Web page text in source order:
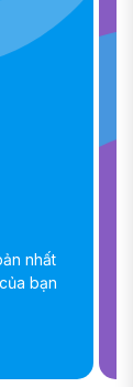
nhất
bạn